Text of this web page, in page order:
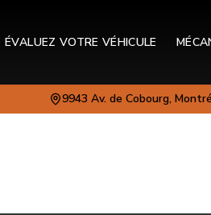
ÉVALUEZ VOTRE VÉHICULE
9943 Av. de Cobourg,